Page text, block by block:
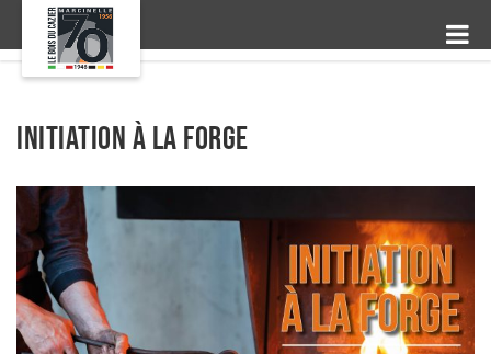
Initiation à la forge